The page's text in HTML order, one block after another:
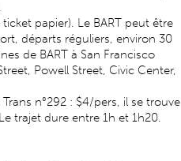
papier). Le BART peut être
départs réguliers, environ 30
de BART à San Francisco
Powell Street, Civic Center,
n°292 : $4/pers, il se trouve
trajet dure entre 1h et 1h20.